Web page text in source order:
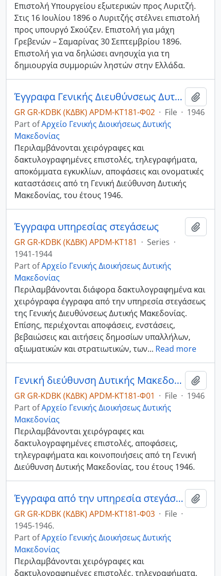
Επιστολή Υπουργείου εξωτερικών προς Λυριτζή.
Στις 16 Ιουλίου 1896 ο Λυριτζής στέλνει επιστολή
προς υπουργό Σκούζεν. Επιστολή για μάχη
Γρεβενών – Σαμαρίνας 30 Σεπτεμβρίου 1896.
Επιστολή για να δηλώσει ανησυχία για τη
δημιουργία συμμοριών ληστών στην Ελλάδα.
Έγγραφα Γενικής Διευθύνσεως Δυτικής Μακεδονίας.
GR GR-KDBK (ΚΔΒΚ) APDM-ΚΤ181-Φ02 · File · 1946
Part ofΑρχείο Γενικής Διοικήσεως Δυτικής
Μακεδονίας
Περιλαμβάνονται χειρόγραφες και
δακτυλογραφημένες επιστολές, τηλεγραφήματα,
αποκόμματα εγκυκλίων, αποφάσεις και ονοματικές
καταστάσεις από τη Γενική Διεύθυνση Δυτικής
Μακεδονίας, του έτους 1946.
Έγγραφα υπηρεσίας στεγάσεως
GR GR-KDBK (ΚΔΒΚ) APDM-ΚΤ181 · Series ·
1941-1944
Part ofΑρχείο Γενικής Διοικήσεως Δυτικής
Μακεδονίας
Περιλαμβάνονται διάφορα δακτυλογραφημένα και
χειρόγραφα έγγραφα από την υπηρεσία στεγάσεως
της Γενικής Διευθύνσεως Δυτικής Μακεδονίας.
Επίσης, περιέχονται αποφάσεις, ενστάσεις,
βεβαιώσεις και αιτήσεις δημοσίων υπαλλήλων,
αξιωματικών και στρατιωτικών, των… Read more
Γενική διεύθυνση Δυτικής Μακεδονίας
GR GR-KDBK (ΚΔΒΚ) APDM-ΚΤ181-Φ01 · File · 1946
Part ofΑρχείο Γενικής Διοικήσεως Δυτικής
Μακεδονίας
Περιλαμβάνονται χειρόγραφες και
δακτυλογραφημένες επιστολές, αποφάσεις,
τηλεγραφήματα και κοινοποιήσεις από τη Γενική
Διεύθυνση Δυτικής Μακεδονίας, του έτους 1946.
Έγγραφα από την υπηρεσία στεγάσεως
GR GR-KDBK (ΚΔΒΚ) APDM-ΚΤ181-Φ03 · File ·
1945-1946.
Part ofΑρχείο Γενικής Διοικήσεως Δυτικής
Μακεδονίας
Περιλαμβάνονται χειρόγραφες και
δακτυλογραφημένες επιστολές, τηλεγραφήματα,